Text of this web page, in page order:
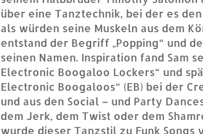
über eine Tanztechnik, bei der es
als würden seine Muskeln aus dem
entstand der Begriff „Popping“ und
seinen Namen. Inspiration fand Sam
Electronic Boogaloo Lockers“ und
Electronic Boogaloos“ (EB) bei der
und aus den Social – und Party
dem Jerk, dem Twist oder dem
wurde dieser Tanzstil zu Funk Songs